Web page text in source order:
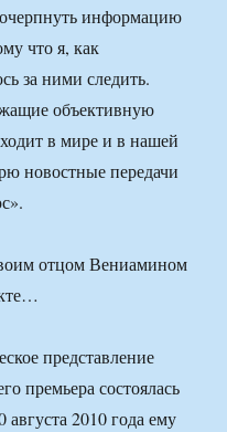
информацию
что я, как
за ними следить.
объективную
в мире и в нашей
новостные передачи
отцом Вениамином
представление
премьера состоялась
2010 года ему